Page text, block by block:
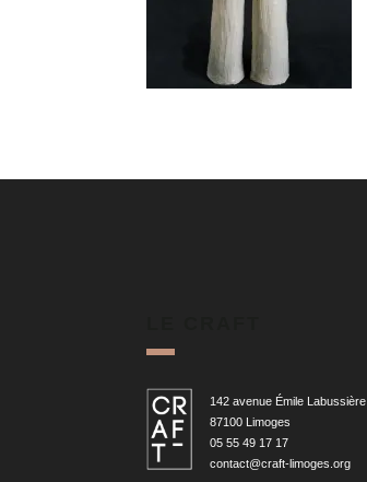
142 avenue Émile Labussière
87100 Limoges
05 55 49 17 17
contact@craft-limoges.org